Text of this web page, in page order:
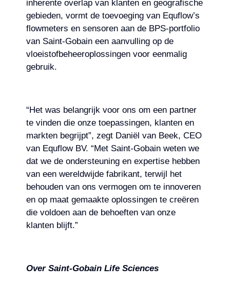
inherente overlap van klanten en geografische
gebieden, vormt de toevoeging van Equflow’s
flowmeters en sensoren aan de BPS-portfolio
van Saint-Gobain een aanvulling op de
vloeistofbeheeroplossingen voor eenmalig
gebruik.
“Het was belangrijk voor ons om een ​​partner
te vinden die onze toepassingen, klanten en
markten begrijpt”, zegt Daniël van Beek, CEO
van Equflow BV. “Met Saint-Gobain weten we
dat we de ondersteuning en expertise hebben
van een wereldwijde fabrikant, terwijl het
behouden van ons vermogen om te innoveren
en op maat gemaakte oplossingen te creëren
die voldoen aan de behoeften van onze
klanten blijft.”
Over Saint-Gobain Life Sciences